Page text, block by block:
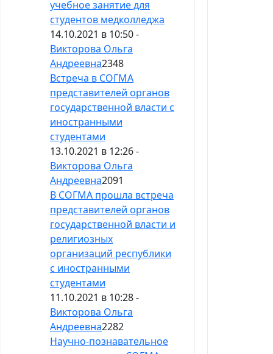
учебное занятие для
студентов медколледжа
14.10.2021 в 10:50 -
Викторова Ольга
Андреевна2348
Встреча в СОГМА
представителей органов
государственной власти с
иностранными
студентами
13.10.2021 в 12:26 -
Викторова Ольга
Андреевна2091
В СОГМА прошла встреча
представителей органов
государственной власти и
религиозных
организаций республики
с иностранными
студентами
11.10.2021 в 10:28 -
Викторова Ольга
Андреевна2282
Научно-познавательное